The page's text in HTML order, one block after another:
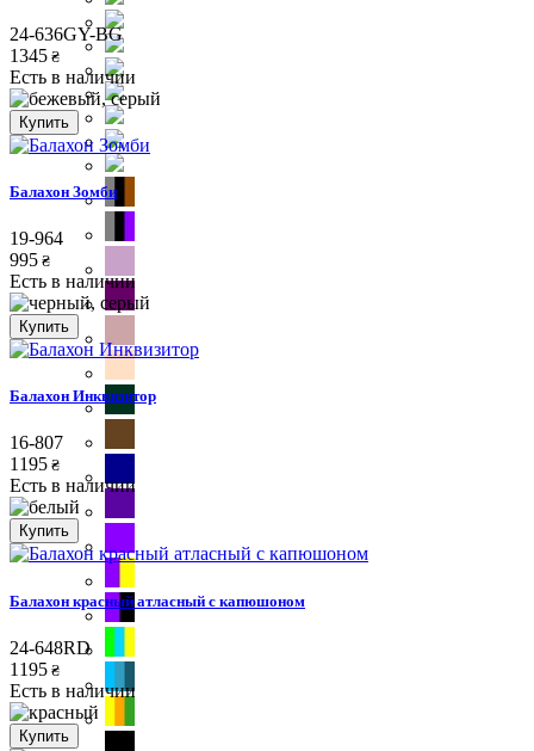
24-636GY-BG
1345 ₴
Есть в наличии
Купить
Балахон Зомби
19-964
995 ₴
Есть в наличии
Купить
Балахон Инквизитор
16-807
1195 ₴
Есть в наличии
Купить
Балахон красный атласный с капюшоном
24-648RD
1195 ₴
Есть в наличии
Купить